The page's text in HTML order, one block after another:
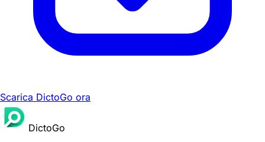
Scarica DictoGo ora
DictoGo